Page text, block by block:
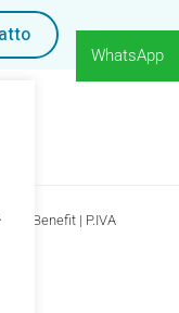
Benefit | P.IVA
WhatsApp